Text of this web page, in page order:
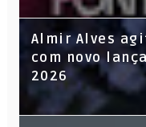
Almir Alves
com novo
2026